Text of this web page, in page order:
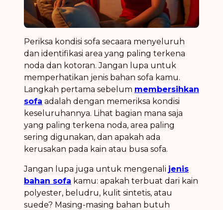
Periksa kondisi sofa secaara menyeluruh
dan identifikasi area yang paling terkena
noda dan kotoran. Jangan lupa untuk
memperhatikan jenis bahan sofa kamu.
Langkah pertama sebelum membersihkan
sofa adalah dengan memeriksa kondisi
keseluruhannya. Lihat bagian mana saja
yang paling terkena noda, area paling
sering digunakan, dan apakah ada
kerusakan pada kain atau busa sofa.
Jangan lupa juga untuk mengenali jenis
bahan sofa kamu: apakah terbuat dari kain
polyester, beludru, kulit sintetis, atau
suede? Masing-masing bahan butuh